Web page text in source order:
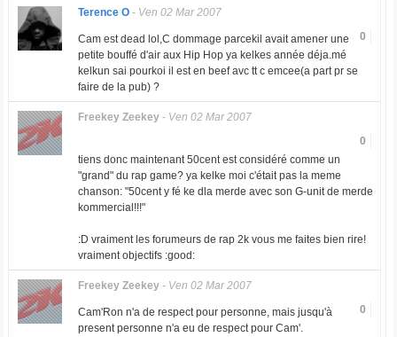
Terence O- Ven 02 Mar 2007
0
Cam est dead lol,C dommage parcekil avait amener une
petite bouffé d'air aux Hip Hop ya kelkes année déja.mé
kelkun sai pourkoi il est en beef avc tt c emcee(a part pr se
faire de la pub) ?
Freekey Zeekey- Ven 02 Mar 2007
0
tiens donc maintenant 50cent est considéré comme un
"grand" du rap game? ya kelke moi c'était pas la meme
chanson: "50cent y fé ke dla merde avec son G-unit de merde
kommercial!!!"
:D vraiment les forumeurs de rap 2k vous me faites bien rire!
vraiment objectifs :good:
Freekey Zeekey- Ven 02 Mar 2007
0
Cam'Ron n'a de respect pour personne, mais jusqu'à
present personne n'a eu de respect pour Cam'.